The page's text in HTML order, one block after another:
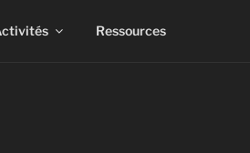
Ressources